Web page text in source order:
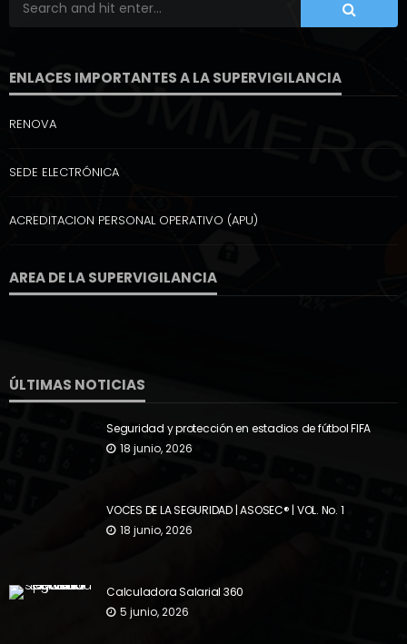
ENLACES IMPORTANTES A LA SUPERVIGILANCIA
RENOVA
SEDE ELECTRÓNICA
ACREDITACION PERSONAL OPERATIVO (APU)
AREA DE LA SUPERVIGILANCIA
ÚLTIMAS NOTICIAS
Seguridad y protección en estadios de fútbol FIFA
18 junio, 2026
VOCES DE LA SEGURIDAD | ASOSEC® | VOL. No. 1
18 junio, 2026
Calculadora Salarial 360
5 junio, 2026